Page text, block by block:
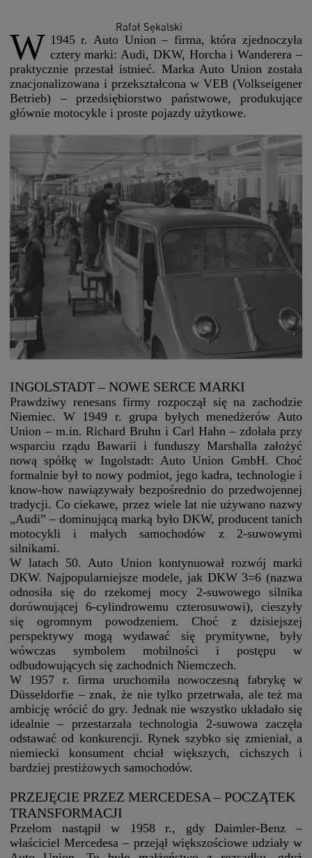
Rafał Sękalski
W 1945 r. Auto Union – firma, która zjednoczyła
cztery marki: Audi, DKW, Horcha i Wanderera –
praktycznie przestał istnieć. Marka Auto Union została
znacjonalizowana i przekształcona w VEB (Volkseigener
Betrieb) – przedsiębiorstwo państwowe, produkujące
głównie motocykle i proste pojazdy użytkowe.
INGOLSTADT – NOWE SERCE MARKI
Prawdziwy renesans firmy rozpoczął się na zachodzie
Niemiec. W 1949 r. grupa byłych menedżerów Auto
Union – m.in. Richard Bruhn i Carl Hahn – zdołała przy
wsparciu rządu Bawarii i funduszy Marshalla założyć
nową spółkę w Ingolstadt: Auto Union GmbH. Choć
formalnie był to nowy podmiot, jego kadra, technologie i
know-how nawiązywały bezpośrednio do przedwojennej
tradycji. Co ciekawe, przez wiele lat nie używano nazwy
„Audi” – dominującą marką było DKW, producent tanich
motocykli i małych samochodów z 2-suwowymi
silnikami.
W latach 50. Auto Union kontynuował rozwój marki
DKW. Najpopularniejsze modele, jak DKW 3=6 (nazwa
odnosiła się do rzekomej mocy 2-suwowego silnika
dorównującej 6-cylindrowemu czterosuwowi), cieszyły
się ogromnym powodzeniem. Choć z dzisiejszej
perspektywy mogą wydawać się prymitywne, były
wówczas symbolem mobilności i postępu w
odbudowujących się zachodnich Niemczech.
W 1957 r. firma uruchomiła nowoczesną fabrykę w
Düsseldorfie – znak, że nie tylko przetrwała, ale też ma
ambicję wrócić do gry. Jednak nie wszystko układało się
idealnie – przestarzała technologia 2-suwowa zaczęła
odstawać od konkurencji. Rynek szybko się zmieniał, a
niemiecki konsument chciał większych, cichszych i
bardziej prestiżowych samochodów.
PRZEJĘCIE PRZEZ MERCEDESA – POCZĄTEK
TRANSFORMACJI
Przełom nastąpił w 1958 r., gdy Daimler-Benz –
właściciel Mercedesa – przejął większościowe udziały w